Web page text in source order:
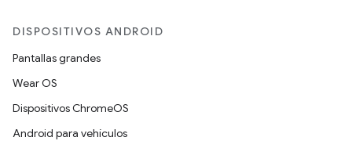
DISPOSITIVOS ANDROID
Pantallas grandes
Wear OS
Dispositivos ChromeOS
Android para vehículos